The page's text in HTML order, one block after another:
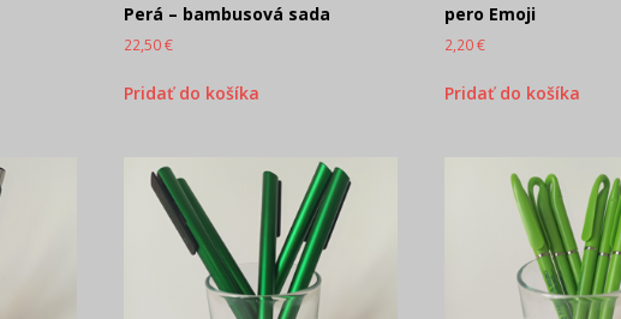
Perá – bambusová sada
22,50€
Pridať do košíka
pero Emoji
2,20€
Pridať do košíka